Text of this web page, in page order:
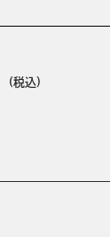
(税込)